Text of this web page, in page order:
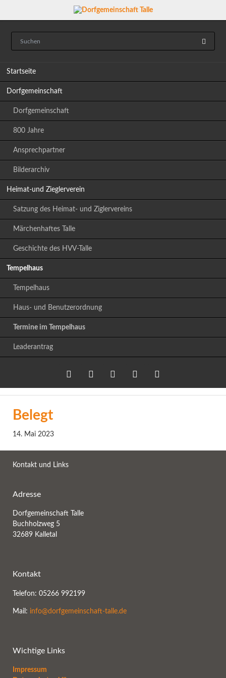
Startseite
Dorfgemeinschaft
Dorfgemeinschaft
800 Jahre
Ansprechpartner
Bilderarchiv
Heimat-und Zieglerverein
Satzung des Heimat- und Ziglervereins
Märchenhaftes Talle
Geschichte des HVV-Talle
Tempelhaus
Tempelhaus
Haus- und Benutzerordnung
Termine im Tempelhaus
Leaderantrag
Belegt
14. Mai 2023
Kontakt und Links
Adresse
Dorfgemeinschaft Talle
Buchholzweg 5
32689 Kalletal
Kontakt
Telefon: 05266 992199
Mail: info@dorfgemeinschaft-talle.de
Wichtige Links
Impressum